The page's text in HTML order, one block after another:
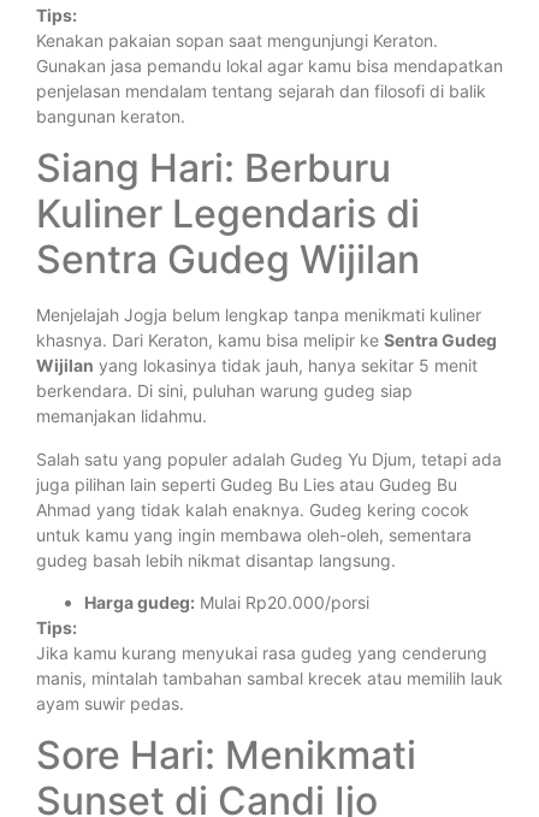
Tips:
Kenakan pakaian sopan saat mengunjungi Keraton.
Gunakan jasa pemandu lokal agar kamu bisa mendapatkan
penjelasan mendalam tentang sejarah dan filosofi di balik
bangunan keraton.
Siang Hari: Berburu
Kuliner Legendaris di
Sentra Gudeg Wijilan
Menjelajah Jogja belum lengkap tanpa menikmati kuliner
khasnya. Dari Keraton, kamu bisa melipir ke Sentra Gudeg
Wijilan yang lokasinya tidak jauh, hanya sekitar 5 menit
berkendara. Di sini, puluhan warung gudeg siap
memanjakan lidahmu.
Salah satu yang populer adalah Gudeg Yu Djum, tetapi ada
juga pilihan lain seperti Gudeg Bu Lies atau Gudeg Bu
Ahmad yang tidak kalah enaknya. Gudeg kering cocok
untuk kamu yang ingin membawa oleh-oleh, sementara
gudeg basah lebih nikmat disantap langsung.
Harga gudeg: Mulai Rp20.000/porsi
Tips:
Jika kamu kurang menyukai rasa gudeg yang cenderung
manis, mintalah tambahan sambal krecek atau memilih lauk
ayam suwir pedas.
Sore Hari: Menikmati
Sunset di Candi Ijo